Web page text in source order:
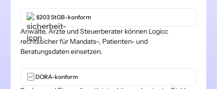
§203 StGB-konform
Anwälte, Ärzte und Steuerberater können Logicc
rechtssicher für Mandats-, Patienten- und
Beratungsdaten einsetzen.
DORA-konform